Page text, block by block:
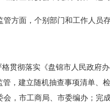
面，个别部门和工作人员存
彻落实《盘锦市人民政府办
管，建立随机抽查事项清单、
会，市工商局、市委编办；完